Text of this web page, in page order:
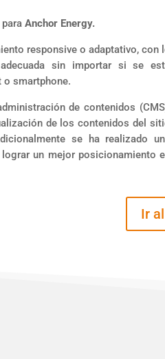
paraAnchor Energy.
responsive o adaptativo, con
sin importar si se
o smartphone.
de contenidos
de los contenidos del
se ha realizado
un mejor posicionamiento
Ir